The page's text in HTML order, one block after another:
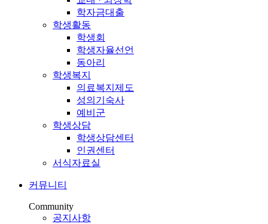
학자금대출
학생활동
학생회
학생자율선언
동아리
학생복지
의료복지제도
성의기숙사
예비군
학생상담
학생상담센터
인권센터
서식자료실
커뮤니티
Community
공지사항